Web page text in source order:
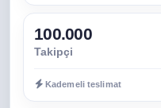
100.000
Takipçi
Kademeli teslimat